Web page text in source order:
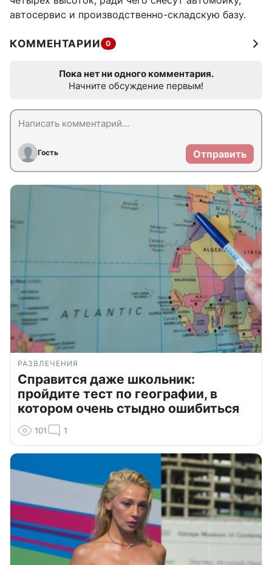
автосервис и производственно-складскую базу.
КОММЕНТАРИИ 0
Пока нет ни одного комментария.
Начните обсуждение первым!
Гость Отправить
РАЗВЛЕЧЕНИЯ
Справится даже школьник:
пройдите тест по географии, в
котором очень стыдно ошибиться
101 1